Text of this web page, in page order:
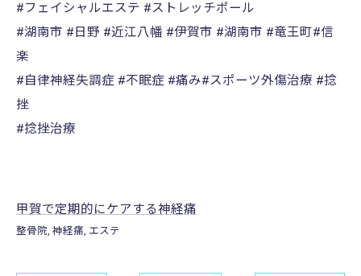
#フェイシャルエステ #ストレッチポール
#湖南市 #日野 #近江八幡 #伊賀市 #湖南市 #竜王町#信
楽
#自律神経失調症 #不眠症 #痛み#スポーツ外傷治療 #捻
挫
#捻挫治療
甲賀で定期的にケアする神経痛
整骨院 神経痛 エステ